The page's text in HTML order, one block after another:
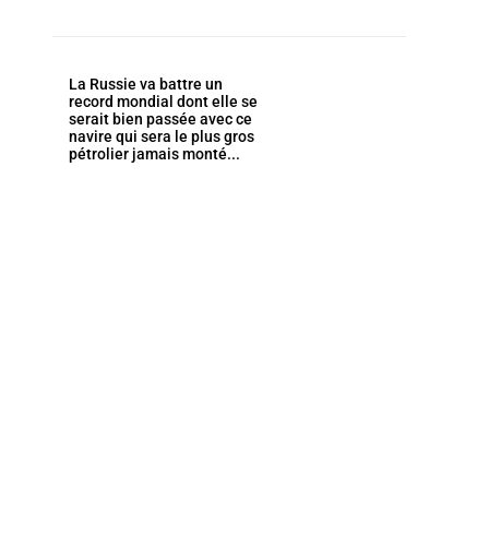
La Russie va battre un
record mondial dont elle se
serait bien passée avec ce
navire qui sera le plus gros
pétrolier jamais monté...